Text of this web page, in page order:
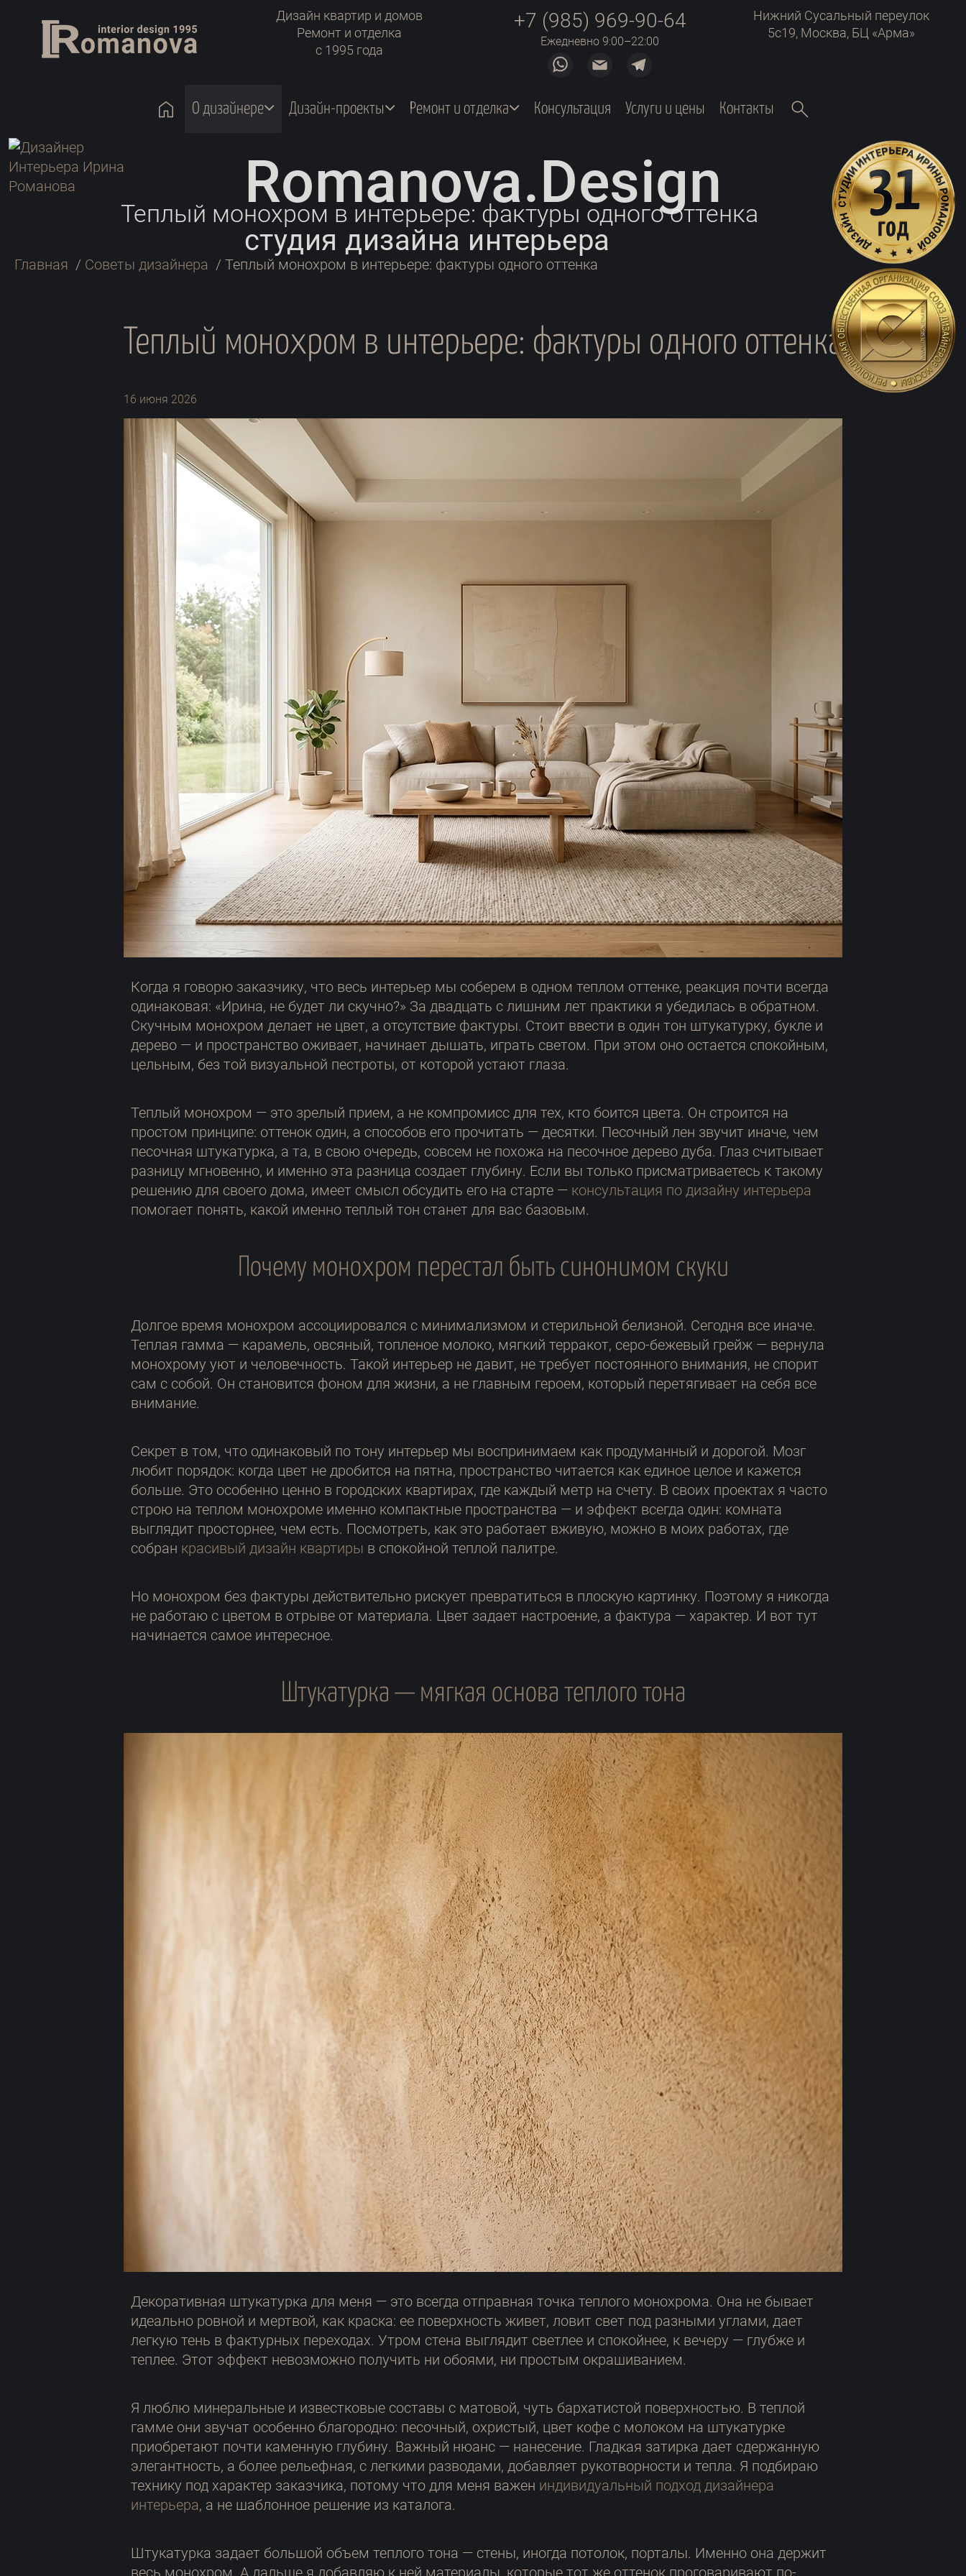
Дизайн квартир и домов
Ремонт и отделка
с 1995 года
+7 (985) 969-90-64
Ежедневно 9:00–22:00
Нижний Сусальный переулок
5с19, Москва, БЦ «Арма»
home О дизайнере Дизайн-проекты Ремонт и отделка Консультация Услуги и цены Контакты search
Romanova.Design
студия дизайна интерьера
Теплый монохром в интерьере: фактуры одного оттенка
Главная / Советы дизайнера / Теплый монохром в интерьере: фактуры одного оттенка
Теплый монохром в интерьере: фактуры одного оттенка
16 июня 2026
Когда я говорю заказчику, что весь интерьер мы соберем в одном теплом оттенке, реакция почти всегда
одинаковая: «Ирина, не будет ли скучно?» За двадцать с лишним лет практики я убедилась в обратном.
Скучным монохром делает не цвет, а отсутствие фактуры. Стоит ввести в один тон штукатурку, букле и
дерево — и пространство оживает, начинает дышать, играть светом. При этом оно остается спокойным,
цельным, без той визуальной пестроты, от которой устают глаза.
Теплый монохром — это зрелый прием, а не компромисс для тех, кто боится цвета. Он строится на
простом принципе: оттенок один, а способов его прочитать — десятки. Песочный лен звучит иначе, чем
песочная штукатурка, а та, в свою очередь, совсем не похожа на песочное дерево дуба. Глаз считывает
разницу мгновенно, и именно эта разница создает глубину. Если вы только присматриваетесь к такому
решению для своего дома, имеет смысл обсудить его на старте — консультация по дизайну интерьера
помогает понять, какой именно теплый тон станет для вас базовым.
Почему монохром перестал быть синонимом скуки
Долгое время монохром ассоциировался с минимализмом и стерильной белизной. Сегодня все иначе.
Теплая гамма — карамель, овсяный, топленое молоко, мягкий терракот, серо-бежевый грейж — вернула
монохрому уют и человечность. Такой интерьер не давит, не требует постоянного внимания, не спорит
сам с собой. Он становится фоном для жизни, а не главным героем, который перетягивает на себя все
внимание.
Секрет в том, что одинаковый по тону интерьер мы воспринимаем как продуманный и дорогой. Мозг
любит порядок: когда цвет не дробится на пятна, пространство читается как единое целое и кажется
больше. Это особенно ценно в городских квартирах, где каждый метр на счету. В своих проектах я часто
строю на теплом монохроме именно компактные пространства — и эффект всегда один: комната
выглядит просторнее, чем есть. Посмотреть, как это работает вживую, можно в моих работах, где
собран красивый дизайн квартиры в спокойной теплой палитре.
Но монохром без фактуры действительно рискует превратиться в плоскую картинку. Поэтому я никогда
не работаю с цветом в отрыве от материала. Цвет задает настроение, а фактура — характер. И вот тут
начинается самое интересное.
Штукатурка — мягкая основа теплого тона
Декоративная штукатурка для меня — это всегда отправная точка теплого монохрома. Она не бывает
идеально ровной и мертвой, как краска: ее поверхность живет, ловит свет под разными углами, дает
легкую тень в фактурных переходах. Утром стена выглядит светлее и спокойнее, к вечеру — глубже и
теплее. Этот эффект невозможно получить ни обоями, ни простым окрашиванием.
Я люблю минеральные и известковые составы с матовой, чуть бархатистой поверхностью. В теплой
гамме они звучат особенно благородно: песочный, охристый, цвет кофе с молоком на штукатурке
приобретают почти каменную глубину. Важный нюанс — нанесение. Гладкая затирка дает сдержанную
элегантность, а более рельефная, с легкими разводами, добавляет рукотворности и тепла. Я подбираю
технику под характер заказчика, потому что для меня важен индивидуальный подход дизайнера
интерьера, а не шаблонное решение из каталога.
Штукатурка задает большой объем теплого тона — стены, иногда потолок, порталы. Именно она держит
весь монохром. А дальше я добавляю к ней материалы, которые тот же оттенок проговаривают по-